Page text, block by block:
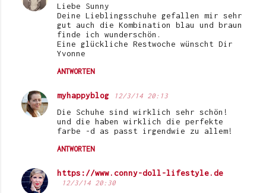
Liebe Sunny
Deine Lieblingsschuhe gefallen mir sehr
gut auch die Kombination blau und braun
finde ich wunderschön.
Eine glückliche Restwoche wünscht Dir
Yvonne
ANTWORTEN
myhappyblog 12/3/14 20:13
Die Schuhe sind wirklich sehr schön!
und die haben wirklich die perfekte
farbe -d as passt irgendwie zu allem!
ANTWORTEN
https://www.conny-doll-lifestyle.de
12/3/14 20:30